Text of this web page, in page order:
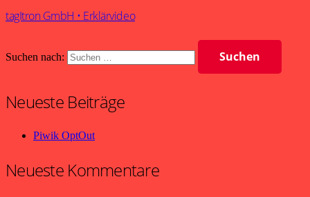
tagItron GmbH • Erklärvideo
Suchen nach:
Neueste Beiträge
Piwik OptOut
Neueste Kommentare